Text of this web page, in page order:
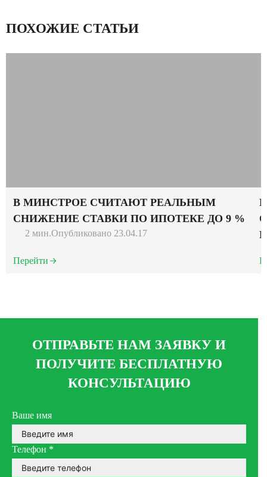
ПОХОЖИЕ СТАТЬИ
В МИНСТРОЕ СЧИТАЮТ РЕАЛЬНЫМ
СНИЖЕНИЕ СТАВКИ ПО ИПОТЕКЕ ДО 9 %
2 мин.Опубликовано 23.04.17
Перейти
ОТПРАВЬТЕ НАМ ЗАЯВКУ И
ПОЛУЧИТЕ БЕСПЛАТНУЮ
КОНСУЛЬТАЦИЮ
Ваше имя
Телефон *